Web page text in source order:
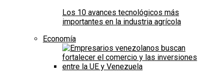
Los 10 avances tecnológicos más
importantes en la industria agrícola
Economía